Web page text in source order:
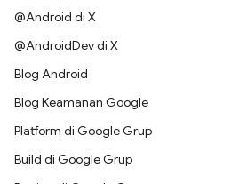
@Android di X
@AndroidDev di X
Blog Android
Blog Keamanan Google
Platform di Google Grup
Build di Google Grup